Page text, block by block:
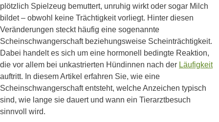
plötzlich Spielzeug bemuttert, unruhig wirkt oder sogar Milch
bildet – obwohl keine Trächtigkeit vorliegt. Hinter diesen
Veränderungen steckt häufig eine sogenannte
Scheinschwangerschaft beziehungsweise Scheinträchtigkeit.
Dabei handelt es sich um eine hormonell bedingte Reaktion,
die vor allem bei unkastrierten Hündinnen nach der Läufigkeit
auftritt. In diesem Artikel erfahren Sie, wie eine
Scheinschwangerschaft entsteht, welche Anzeichen typisch
sind, wie lange sie dauert und wann ein Tierarztbesuch
sinnvoll wird.